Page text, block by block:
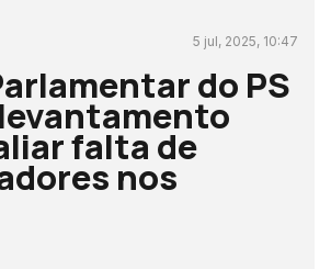
5 jul, 2025, 10:47
do PS
falta de
nos